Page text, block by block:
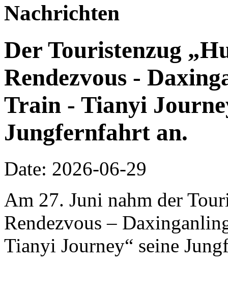
Nachrichten
Der Touristenzug
Rendezvous -
Train - Tianyi
Jungfernfahrt an.
Date: 2026-06-29
Am 27. Juni nahm der
Rendezvous –
Tianyi Journey“ seine